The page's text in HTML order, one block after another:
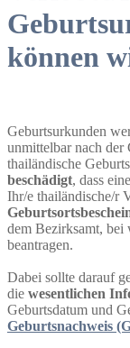
können
Geburtsurkunden
unmittelbar nach der
thailändische
beschädigt, dass
Ihr/e thailändische/r
dem Bezirksamt, bei
beantragen.
Dabei sollte darauf
die wesentlichen
Geburtsdatum und
Geburtsnachweis